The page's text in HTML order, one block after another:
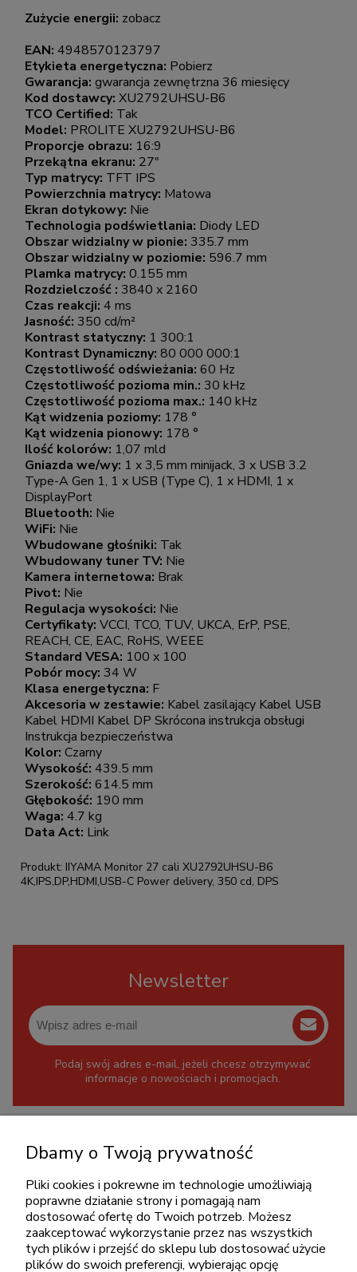
Zużycie energii: zobacz
EAN: 4948570123797
Etykieta energetyczna: Pobierz
Gwarancja: gwarancja zewnętrzna 36 miesięcy
Kod dostawcy: XU2792UHSU-B6
TCO Certified: Tak
Model: PROLITE XU2792UHSU-B6
Proporcje obrazu: 16:9
Przekątna ekranu: 27"
Typ matrycy: TFT IPS
Powierzchnia matrycy: Matowa
Ekran dotykowy: Nie
Technologia podświetlania: Diody LED
Obszar widzialny w pionie: 335.7 mm
Obszar widzialny w poziomie: 596.7 mm
Plamka matrycy: 0.155 mm
Rozdzielczość : 3840 x 2160
Czas reakcji: 4 ms
Jasność: 350 cd/m²
Kontrast statyczny: 1 300:1
Kontrast Dynamiczny: 80 000 000:1
Częstotliwość odświeżania: 60 Hz
Częstotliwość pozioma min.: 30 kHz
Częstotliwość pozioma max.: 140 kHz
Kąt widzenia poziomy: 178 °
Kąt widzenia pionowy: 178 °
Ilość kolorów: 1,07 mld
Gniazda we/wy: 1 x 3,5 mm minijack, 3 x USB 3.2
Type-A Gen 1, 1 x USB (Type C), 1 x HDMI, 1 x
DisplayPort
Bluetooth: Nie
WiFi: Nie
Wbudowane głośniki: Tak
Wbudowany tuner TV: Nie
Kamera internetowa: Brak
Pivot: Nie
Regulacja wysokości: Nie
Certyfikaty: VCCI, TCO, TUV, UKCA, ErP, PSE,
REACH, CE, EAC, RoHS, WEEE
Standard VESA: 100 x 100
Pobór mocy: 34 W
Klasa energetyczna: F
Akcesoria w zestawie: Kabel zasilający Kabel USB
Kabel HDMI Kabel DP Skrócona instrukcja obsługi
Instrukcja bezpieczeństwa
Kolor: Czarny
Wysokość: 439.5 mm
Szerokość: 614.5 mm
Głębokość: 190 mm
Waga: 4.7 kg
Data Act: Link
Produkt: IIYAMA Monitor 27 cali XU2792UHSU-B6
4K,IPS,DP,HDMI,USB-C Power delivery, 350 cd, DPS
Newsletter
Podaj swój adres e-mail, jeżeli chcesz otrzymywać
informacje o nowościach i promocjach.
+48 717345566
pon.-piąt.: 08:00-16:00
sklep@cebit.pl
Dbamy o Twoją prywatność
Pliki cookies i pokrewne im technologie umożliwiają
poprawne działanie strony i pomagają nam
dostosować ofertę do Twoich potrzeb. Możesz
zaakceptować wykorzystanie przez nas wszystkich
tych plików i przejść do sklepu lub dostosować użycie
plików do swoich preferencji, wybierając opcję